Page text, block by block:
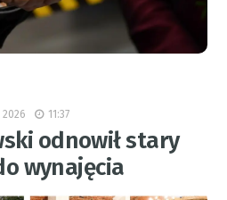
11:37
odnowił stary
wynajęcia